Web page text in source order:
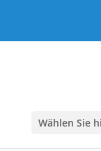
Wählen Sie